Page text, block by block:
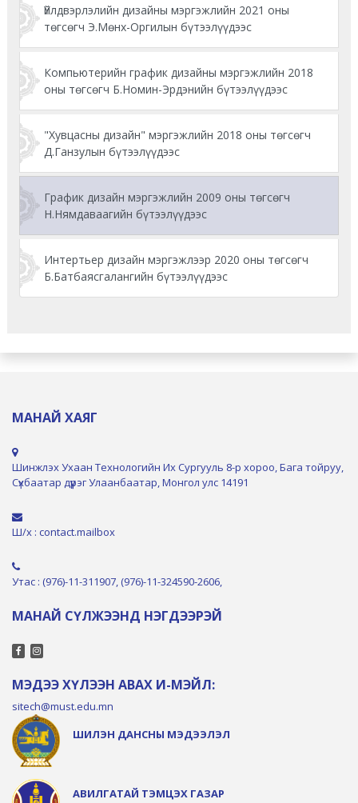
Үйлдвэрлэлийн дизайны мэргэжлийн 2021 оны
төгсөгч Э.Мөнх-Оргилын бүтээлүүдээс
Компьютерийн график дизайны мэргэжлийн 2018
оны төгсөгч Б.Номин-Эрдэнийн бүтээлүүдээс
"Хувцасны дизайн" мэргэжлийн 2018 оны төгсөгч
Д.Ганзулын бүтээлүүдээс
График дизайн мэргэжлийн 2009 оны төгсөгч
Н.Нямдаваагийн бүтээлүүдээс
Интертьер дизайн мэргэжлээр 2020 оны төгсөгч
Б.Батбаясгалангийн бүтээлүүдээс
МАНАЙ ХАЯГ
Шинжлэх Ухаан Технологийн Их Сургууль 8-р хороо, Бага тойруу,
Сүхбаатар дүүрэг Улаанбаатар, Монгол улс 14191
Ш/х : contact.mailbox
Утас : (976)-11-311907, (976)-11-324590-2606,
МАНАЙ СҮЛЖЭЭНД НЭГДЭЭРЭЙ
МЭДЭЭ ХҮЛЭЭН АВАХ И-МЭЙЛ:
sitech@must.edu.mn
ШИЛЭН ДАНСНЫ МЭДЭЭЛЭЛ
АВИЛГАТАЙ ТЭМЦЭХ ГАЗАР